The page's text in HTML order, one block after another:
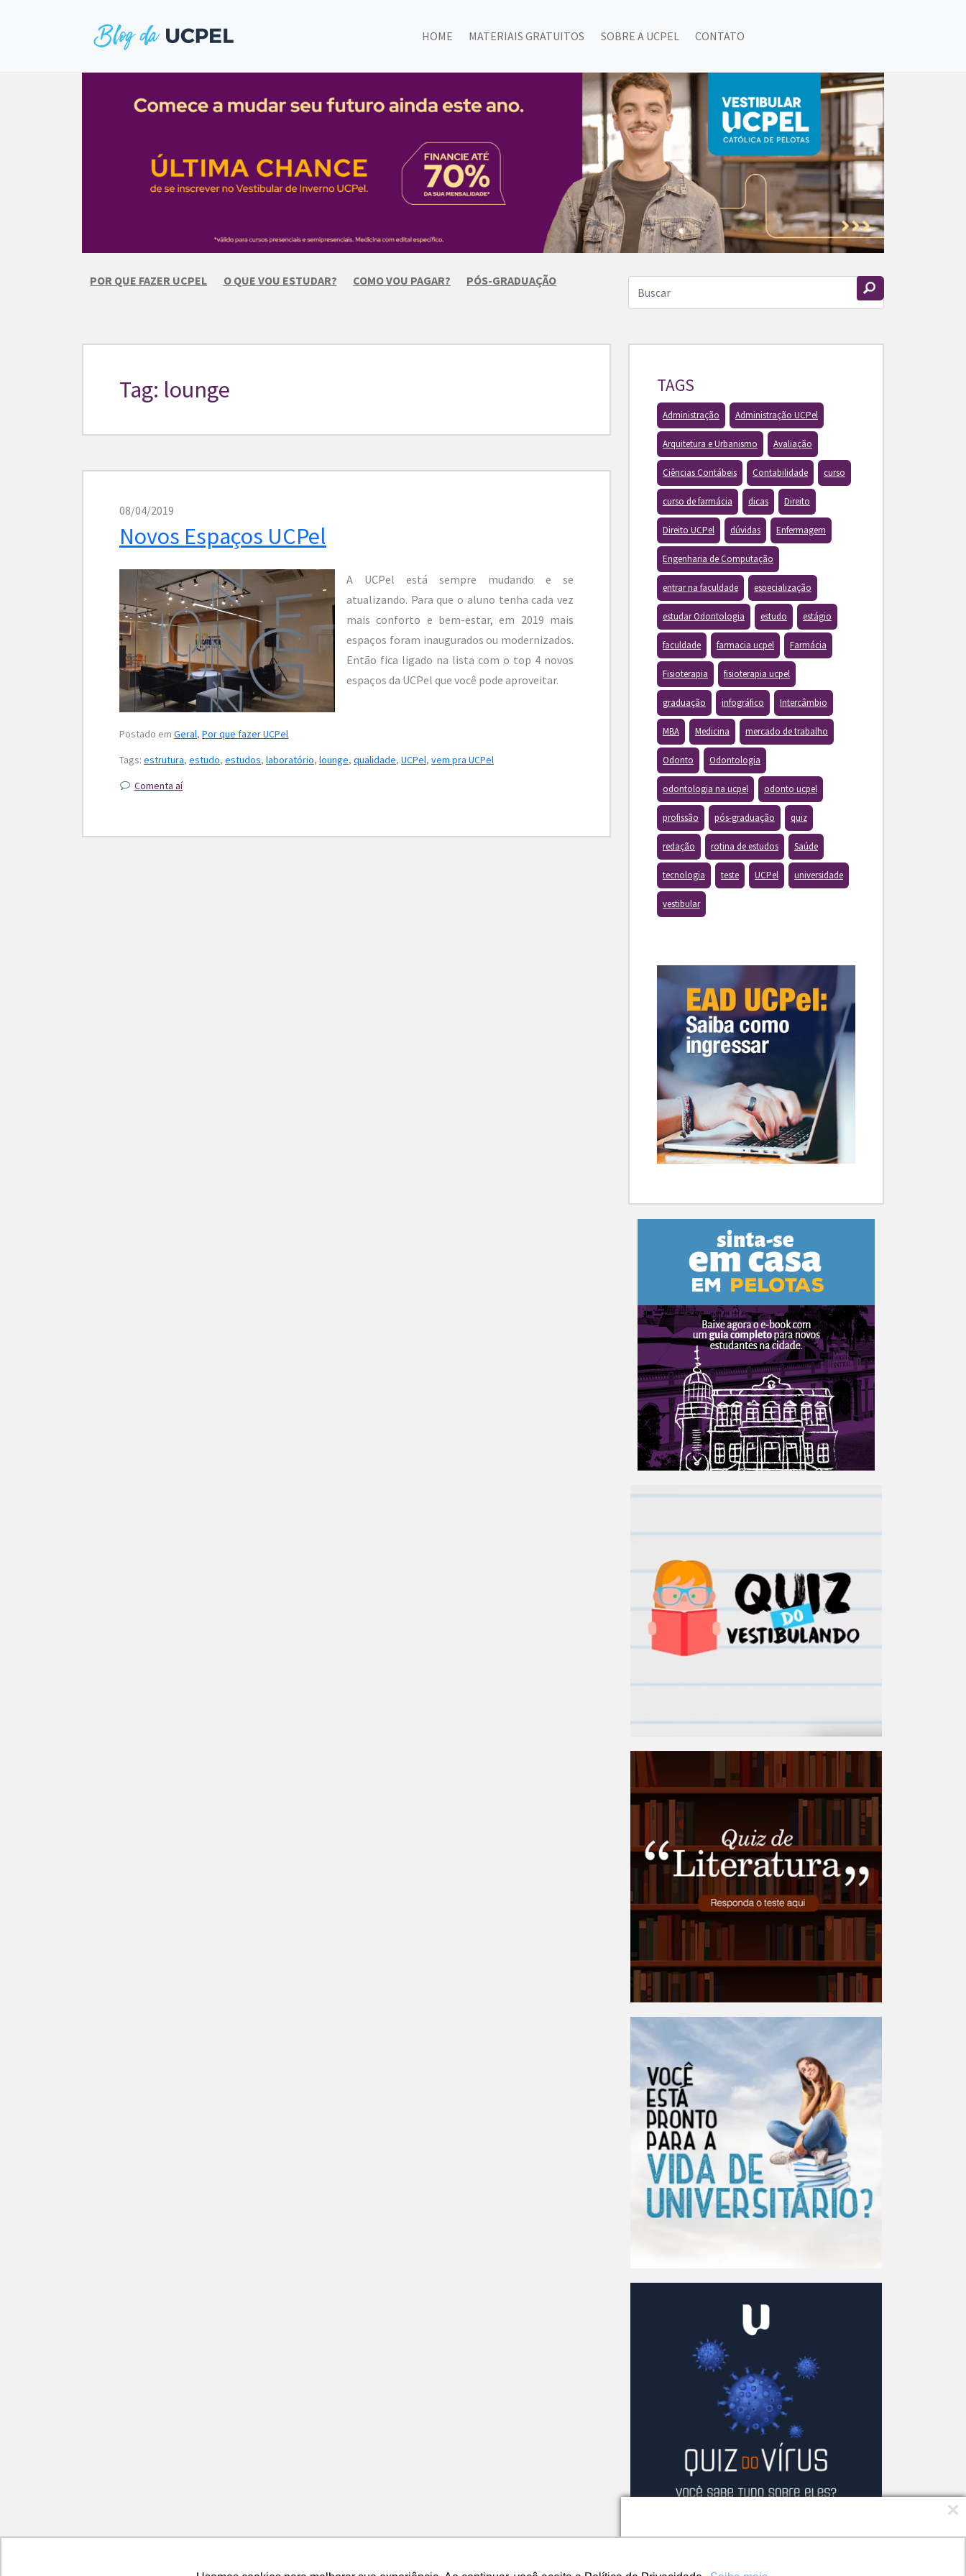
HOME MATERIAIS GRATUITOS SOBRE A UCPEL CONTATO
POR QUE FAZER UCPEL O QUE VOU ESTUDAR? COMO VOU PAGAR? PÓS-GRADUAÇÃO
Tag: lounge
08/04/2019
Novos Espaços UCPel
A UCPel está sempre mudando e se
atualizando. Para que o aluno tenha cada vez
mais conforto e bem-estar, em 2019 mais
espaços foram inaugurados ou modernizados.
Então fica ligado na lista com o top 4 novos
espaços da UCPel que você pode aproveitar.
Postado em Geral, Por que fazer UCPel
Tags: estrutura, estudo, estudos, laboratório, lounge, qualidade, UCPel, vem pra UCPel
Comenta aí
TAGS
Administração Administração UCPel
Arquitetura e Urbanismo Avaliação
Ciências Contábeis Contabilidade curso
curso de farmácia dicas Direito
Direito UCPel dúvidas Enfermagem
Engenharia de Computação
entrar na faculdade especialização
estudar Odontologia estudo estágio
faculdade farmacia ucpel Farmácia
Fisioterapia fisioterapia ucpel
graduação infográfico Intercâmbio
MBA Medicina mercado de trabalho
Odonto Odontologia
odontologia na ucpel odonto ucpel
profissão pós-graduação quiz
redação rotina de estudos Saúde
tecnologia teste UCPel universidade
vestibular